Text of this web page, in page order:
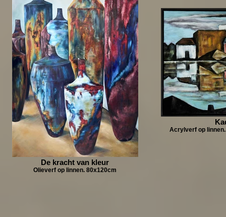
De kracht van kleur
Olieverf op linnen. 80x120cm
Acrylverf op